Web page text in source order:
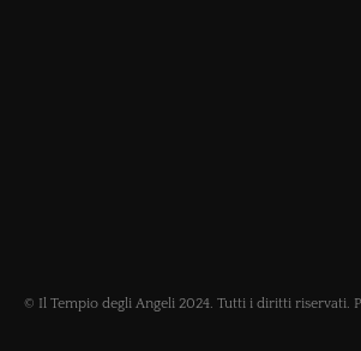
© Il Tempio degli Angeli 2024. Tutti i diritti riservati.